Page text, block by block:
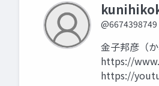
@6674398749
金子邦彦（
https://
https://